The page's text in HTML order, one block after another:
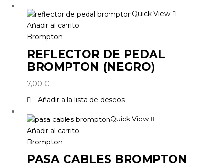
Quick View
Añadir al carrito
Brompton
REFLECTOR DE PEDAL
BROMPTON (NEGRO)
7,00 €
Añadir a la lista de deseos
Quick View
Añadir al carrito
Brompton
PASA CABLES BROMPTON